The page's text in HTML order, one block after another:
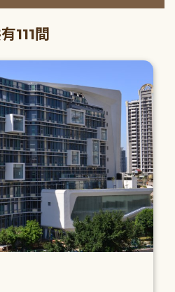
111間